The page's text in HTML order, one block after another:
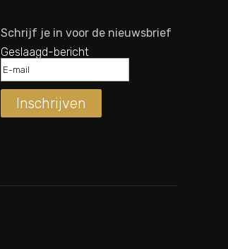
Schrijf je in voor de nieuwsbrief
Geslaagd-bericht
Inschrijven